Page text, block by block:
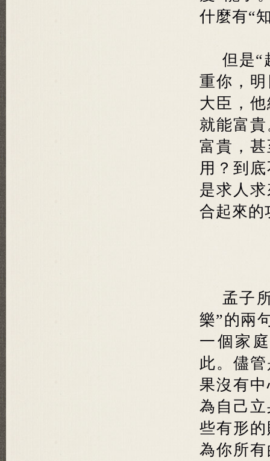
什麼有“
但是“
重你，
大臣，
就能富
富貴，
用？到
是求人
合起來的
孟子
樂”的兩
一個家
此。儘
果沒有
為自己
些有形
為你所